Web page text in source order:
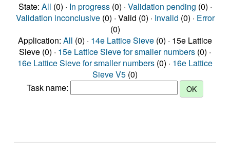
State: All (0) · In progress(0) · Validation pending (0) ·
Validation inconclusive(0) · Valid (0) · Invalid (0) · Error
(0)
Application: All (0) · 14e Lattice Sieve (0) · 15e Lattice
Sieve (0) · 15e Lattice Sieve for smaller numbers (0) ·
16e Lattice Sieve for smaller numbers (0) · 16e Lattice
Sieve V5 (0)
Task name: